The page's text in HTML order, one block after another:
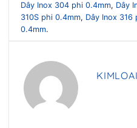
Dây Inox 304 phi 0.4mm, Dây
310S phi 0.4mm, Dây Inox 316
0.4mm.